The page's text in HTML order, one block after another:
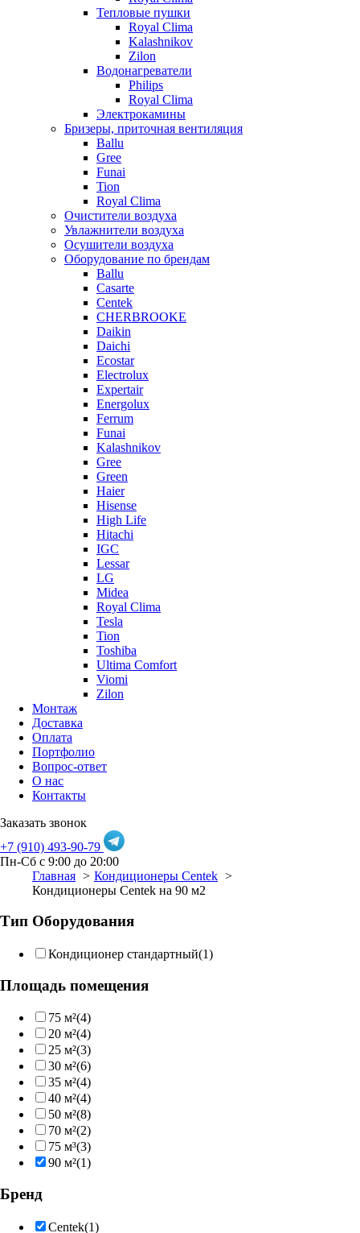
Тепловые пушки
Royal Clima
Kalashnikov
Zilon
Водонагреватели
Philips
Royal Clima
Электрокамины
Бризеры, приточная вентиляция
Ballu
Gree
Funai
Tion
Royal Clima
Очистители воздуха
Увлажнители воздуха
Осушители воздуха
Оборудование по брендам
Ballu
Casarte
Centek
CHERBROOKE
Daikin
Daichi
Ecostar
Electrolux
Expertair
Energolux
Ferrum
Funai
Kalashnikov
Gree
Grеen
Haier
Hisense
High Life
Hitachi
IGC
Lessar
LG
Midea
Royal Clima
Tesla
Tion
Toshiba
Ultima Comfort
Viomi
Zilon
Монтаж
Доставка
Оплата
Портфолио
Вопрос-ответ
О нас
Контакты
Заказать звонок
+7 (910) 493-90-79
Пн-Сб с 9:00 до 20:00
Главная
Кондиционеры Centek
Кондиционеры Centek на 90 м2
Тип Оборудования
Кондиционер стандартный(1)
Площадь помещения
75 м²(4)
20 м²(4)
25 м²(3)
30 м²(6)
35 м²(4)
40 м²(4)
50 м²(8)
70 м²(2)
75 м³(3)
90 м²(1)
Бренд
Centek(1)